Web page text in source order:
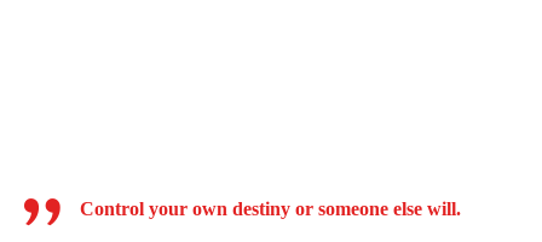
Control your own destiny or someone else will.